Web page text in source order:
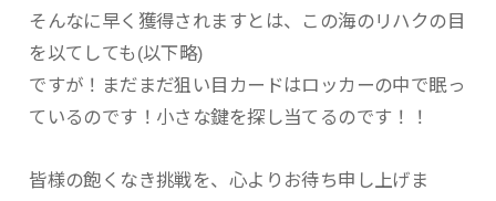
そんなに早く獲得されますとは、この海のリハクの目
を以てしても(以下略)
ですが！まだまだ狙い目カードはロッカーの中で眠っ
ているのです！小さな鍵を探し当てるのです！！
皆様の飽くなき挑戦を、心よりお待ち申し上げま